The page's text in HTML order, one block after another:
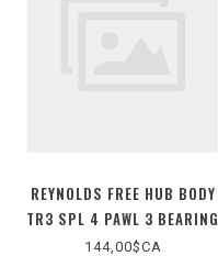
REYNOLDS FREE HUB BODY
TR3 SPL 4 PAWL 3 BEARING
144,00$CA